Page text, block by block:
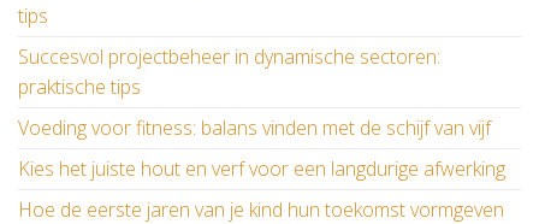
tips
Succesvol projectbeheer in dynamische sectoren:
praktische tips
Voeding voor fitness: balans vinden met de schijf van vijf
Kies het juiste hout en verf voor een langdurige afwerking
Hoe de eerste jaren van je kind hun toekomst vormgeven